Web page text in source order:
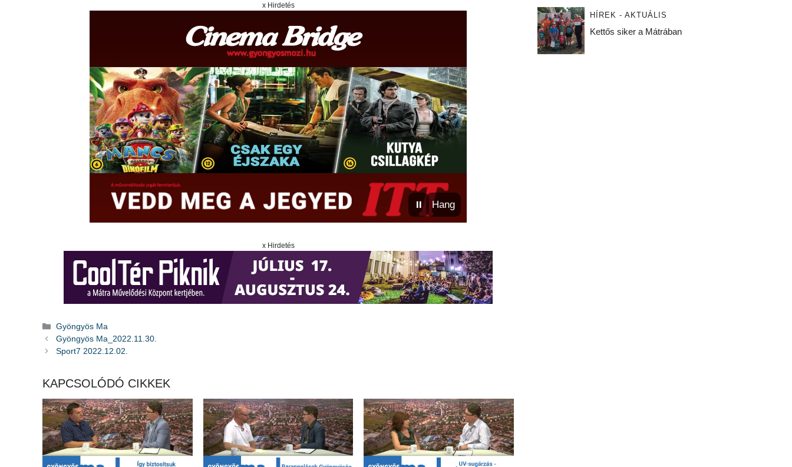
x Hirdetés
⏸ Hang
x Hirdetés
Kategória
Gyöngyös Ma
Gyöngyös Ma_2022.11.30.
Sport7 2022.12.02.
KAPCSOLÓDÓ CIKKEK
HÍREK - AKTUÁLIS
Kettős siker a Mátrában